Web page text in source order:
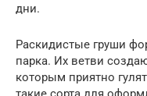
дни.
Раскидистые груши
парка. Их ветви
которым приятно